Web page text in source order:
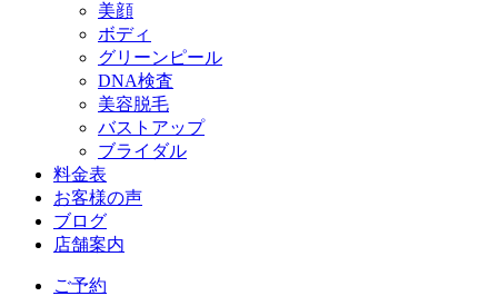
美顔
ボディ
グリーンピール
DNA検査
美容脱毛
バストアップ
ブライダル
料金表
お客様の声
ブログ
店舗案内
ご予約